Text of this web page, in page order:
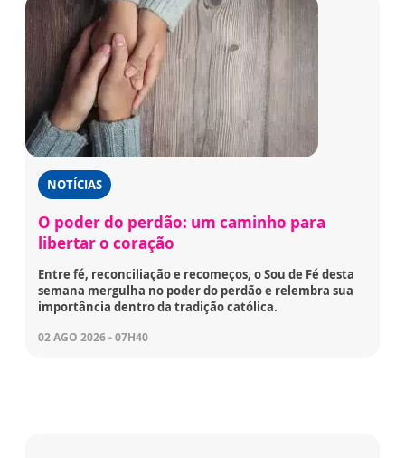
NOTÍCIAS
O poder do perdão: um caminho para
libertar o coração
Entre fé, reconciliação e recomeços, o Sou de Fé desta
semana mergulha no poder do perdão e relembra sua
importância dentro da tradição católica.
02 AGO 2026 - 07H40